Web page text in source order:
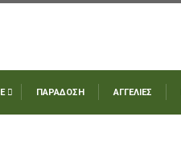
ΠΑΡΑΔΟΣΗ ΑΓΓΕΛΙΕΣ